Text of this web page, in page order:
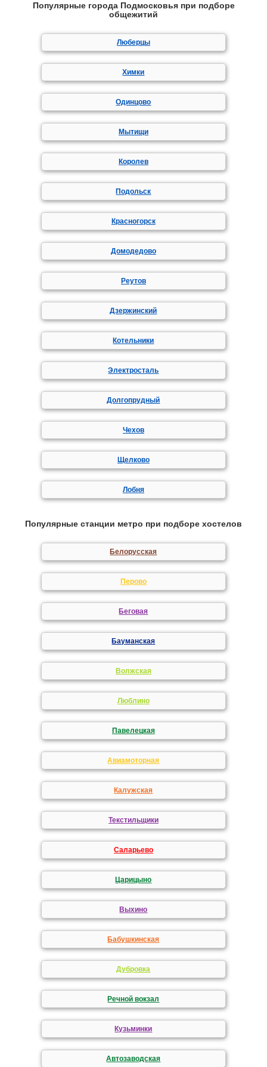
Популярные города Подмосковья при подборе
общежитий
Люберцы
Химки
Одинцово
Мытищи
Королев
Подольск
Красногорск
Домодедово
Реутов
Дзержинский
Котельники
Электросталь
Долгопрудный
Чехов
Щелково
Лобня
Популярные станции метро при подборе хостелов
Белорусская
Перово
Беговая
Бауманская
Волжская
Люблино
Павелецкая
Авиамоторная
Калужская
Текстильщики
Саларьево
Царицыно
Выхино
Бабушкинская
Дубровка
Речной вокзал
Кузьминки
Автозаводская